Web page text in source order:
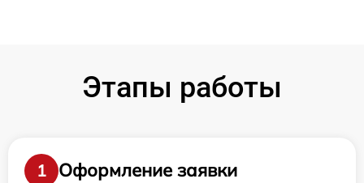
Этапы работы
1
Оформление заявки